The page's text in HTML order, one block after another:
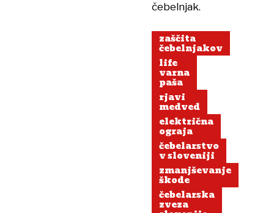
čebelnjak.
zaščita
čebelnjakov
life
varna
paša
rjavi
medved
električna
ograja
čebelarstvo
v sloveniji
zmanjševanje
škode
čebelarska
zveza